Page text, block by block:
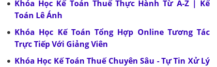
Khóa Học Kế Toán Thuế Thực Hành Từ A-Z | Kế
Toán Lê Ánh
Khóa Học Kế Toán Tổng Hợp Online Tương Tác
Trực Tiếp Với Giảng Viên
Khóa Học Kế Toán Thuế Chuyên Sâu - Tự Tin Xử Lý